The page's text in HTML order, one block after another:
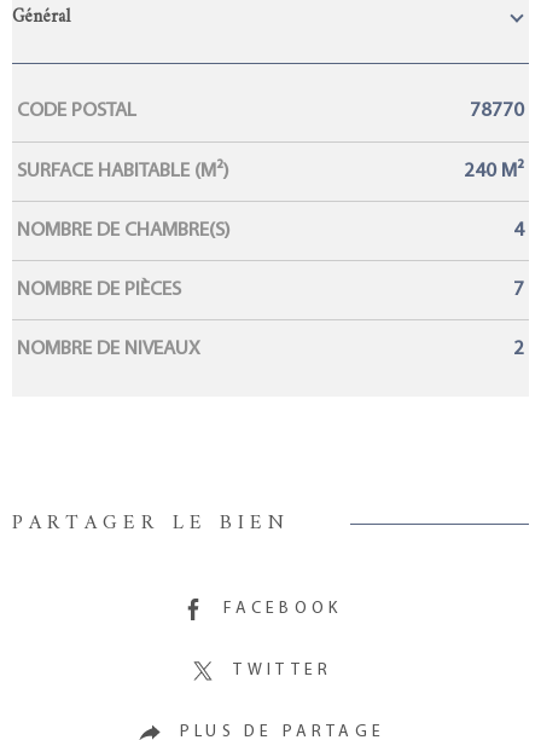
Général
Caractérisque Valeurs
CODE POSTAL 78770
SURFACE HABITABLE (M²) 240 M²
NOMBRE DE CHAMBRE(S) 4
NOMBRE DE PIÈCES 7
NOMBRE DE NIVEAUX 2
PARTAGER LE BIEN
FACEBOOK
TWITTER
PLUS DE PARTAGE